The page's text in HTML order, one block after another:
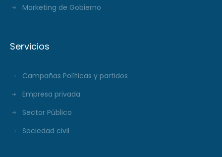
Marketing de Gobierno
Servicios
Campañas Políticas y partidos
Empresa privada
Sector Público
Sociedad civil